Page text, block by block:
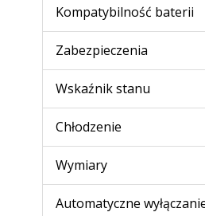
Kompatybilność baterii
Zabezpieczenia
Wskaźnik stanu
Chłodzenie
Wymiary
Automatyczne